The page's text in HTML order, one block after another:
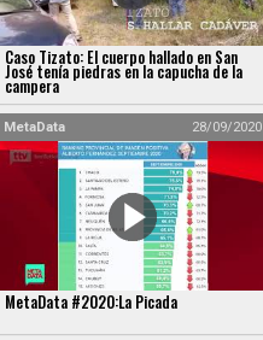
Caso Tizato: El cuerpo hallado en San
José tenía piedras en la capucha de la
campera
MetaData 28/09/2020
MetaData #2020:La Picada